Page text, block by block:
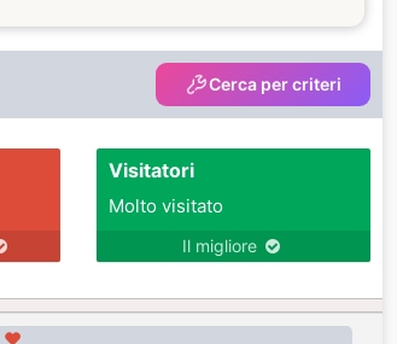
Cerca per criteri
Visitatori
Molto visitato
Il migliore